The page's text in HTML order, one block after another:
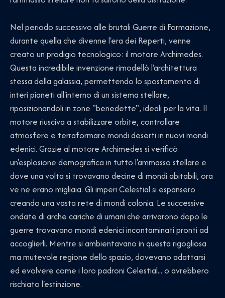
Nel periodo successivo alle brutali Guerre di Formazione,
durante quella che divenne l'era dei Reperti, venne
creato un prodigio tecnologico: il motore Archimedes.
Questa incredibile invenzione rimodellò l'architettura
stessa della galassia, permettendo lo spostamento di
interi pianeti all'interno di un sistema stellare,
riposizionandoli in zone "benedette", ideali per la vita. Il
motore riusciva a stabilizzare orbite, controllare
atmosfere e terraformare mondi deserti in nuovi mondi
edenici. Grazie al motore Archimedes si verificò
un'esplosione demografica in tutto l'ammasso stellare e
dove una volta si trovavano decine di mondi abitabili, ora
ve ne erano migliaia. Gli imperi Celestial si espansero
creando una vasta rete di mondi colonia. Le successive
ondate di arche cariche di umani che arrivarono dopo le
guerre trovavano mondi edenici incontaminati pronti ad
accoglierli. Mentre si ambientavano in questa rigogliosa
ma mutevole regione dello spazio, dovevano adattarsi
ed evolvere come i loro padroni Celestial... o avrebbero
rischiato l'estinzione.